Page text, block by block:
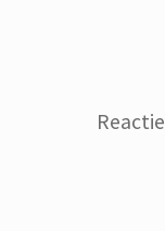
Reactie